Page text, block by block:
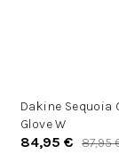
Dakine Sequoia
Glove W
84,95 € 87,95